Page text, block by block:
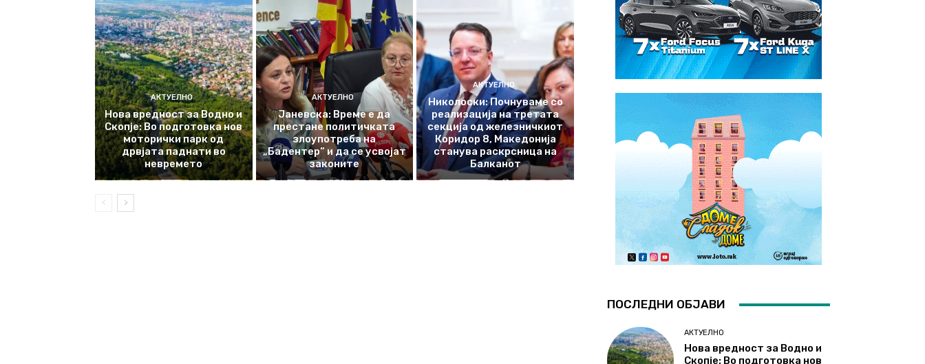
АКТУЕЛНО
Нова вредност за Водно и
Скопје: Во подготовка нов
моторички парк од
дрвјата паднати во
невремето
АКТУЕЛНО
Јаневска: Време е да
престане политичката
злоупотреба на
„Бадентер“ и да се усвојат
законите
АКТУЕЛНО
Николоски: Почнуваме со
реализација на третата
секција од железничкиот
Коридор 8, Македонија
станува раскрсница на
Балканот
ПОСЛЕДНИ ОБЈАВИ
АКТУЕЛНО
Нова вредност за Водно и
Скопје: Во подготовка нов